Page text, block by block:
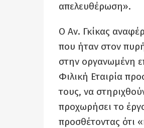
απελευθέρωση».
Ο Αν. Γκίκας
που ήταν στον
στην οργανωμένη
Φιλική Εταιρία
τους, να
προχωρήσει το
προσθέτοντας ότι